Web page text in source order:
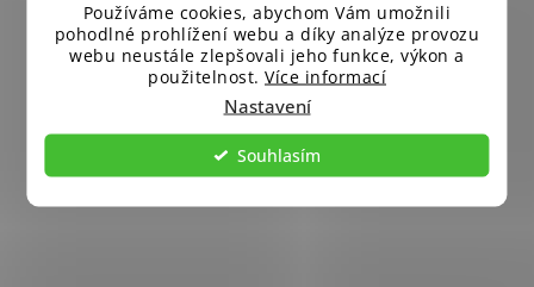
Používáme cookies, abychom Vám umožnili
pohodlné prohlížení webu a díky analýze provozu
webu neustále zlepšovali jeho funkce, výkon a
použitelnost. Více informací
Nastavení
Souhlasím